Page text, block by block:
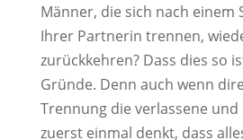
Männer, die sich nach einem
Ihrer Partnerin trennen,
zurückkehren? Dass dies so
Gründe. Denn auch wenn
Trennung die verlassene
zuerst einmal denkt, dass